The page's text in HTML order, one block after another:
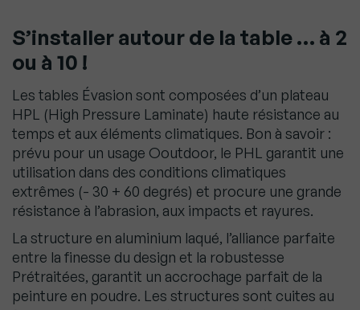
S’installer autour de la table … à 2
ou à 10 !
Les tables Évasion sont composées d’un plateau
HPL (High Pressure Laminate) haute résistance au
temps et aux éléments climatiques. Bon à savoir :
prévu pour un usage Ooutdoor, le PHL garantit une
utilisation dans des conditions climatiques
extrêmes (- 30 + 60 degrés) et procure une grande
résistance à l’abrasion, aux impacts et rayures.
La structure en aluminium laqué, l’alliance parfaite
entre la finesse du design et la robustesse
Prétraitées, garantit un accrochage parfait de la
peinture en poudre. Les structures sont cuites au